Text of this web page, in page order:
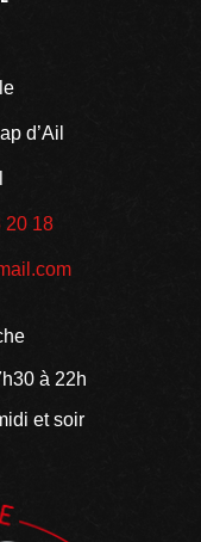
d’Ail
20 18
à 22h
et soir